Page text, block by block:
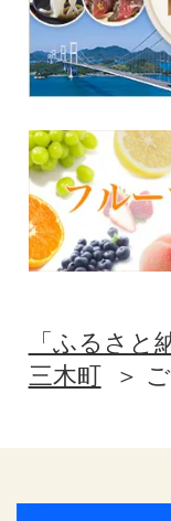
「ふるさと
三木町